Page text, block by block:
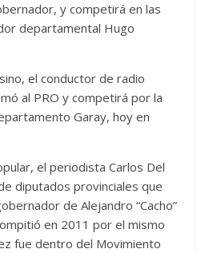
y competirá en las
departamental Hugo
el conductor de radio
al PRO y competirá por la
Garay, hoy en
el periodista Carlos Del
diputados provinciales que
de Alejandro “Cacho”
en 2011 por el mismo
fue dentro del Movimiento